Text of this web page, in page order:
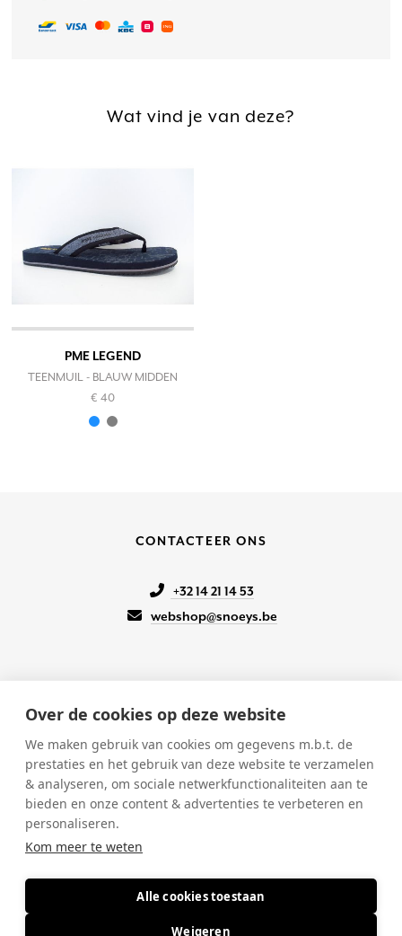
Over de cookies op deze website
We maken gebruik van cookies om gegevens m.b.t. de
prestaties en het gebruik van deze website te verzamelen
& analyseren, om sociale netwerkfunctionaliteiten aan te
bieden en onze content & advertenties te verbeteren en
personaliseren.
Kom meer te weten
Alle cookies toestaan
Weigeren
Wat vind je van deze?
PME LEGEND
TEENMUIL - BLAUW MIDDEN
€ 40
CONTACTEER ONS
+32 14 21 14 53
webshop@snoeys.be
KLANTENSERVICE
Onze winkels
Verkoopsvoorwaarden
BTW BE 0428.199.867